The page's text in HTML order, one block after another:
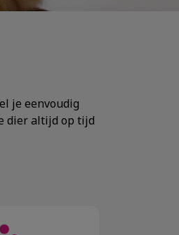
je eenvoudig
dier altijd op tijd